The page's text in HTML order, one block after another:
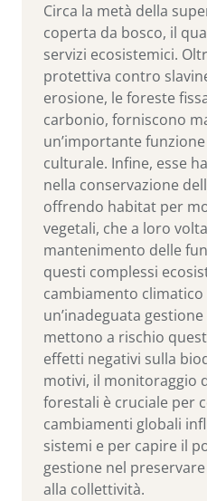
Circa la metà della
coperta da bosco, il
servizi ecosistemici.
protettiva contro
erosione, le foreste
carbonio, forniscono
un’importante
culturale. Infine, esse
nella conservazione
offrendo habitat per
vegetali, che a loro
mantenimento delle
questi complessi
cambiamento
un’inadeguata
mettono a rischio
effetti negativi sulla
motivi, il monitoraggio
forestali è cruciale per
cambiamenti globali
sistemi e per capire il
gestione nel
alla collettività.